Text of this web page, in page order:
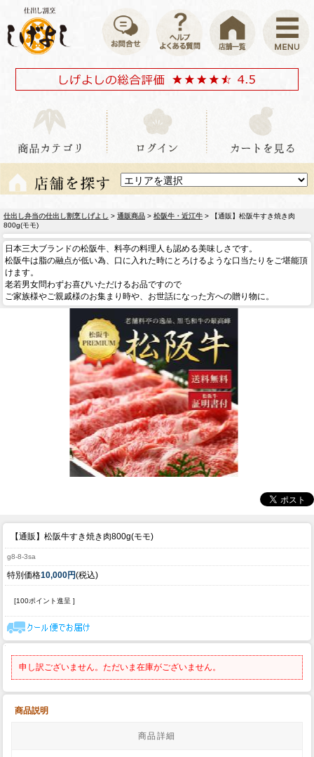
仕出し弁当の仕出し割烹しげよし > 通販商品 > 松阪牛・近江牛 > 【通販】松阪牛すき焼き肉
800g(モモ)
日本三大ブランドの松阪牛、料亭の料理人も認める美味しさです。
松阪牛は脂の融点が低い為、口に入れた時にとろけるような口当たりをご堪能頂
けます。
老若男女問わずお喜びいただけるお品ですので
ご家族様やご親戚様のお集まり時や、お世話になった方への贈り物に。
【通販】松阪牛すき焼き肉800g(モモ)
g8-8-3sa
特別価格10,000円(税込)
[100ポイント進呈 ]
申し訳ございません。ただいま在庫がございません。
商品説明
商品詳細